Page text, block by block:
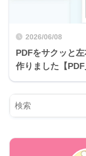
2026/06/08
PDFをサクッと
作りました【PDF